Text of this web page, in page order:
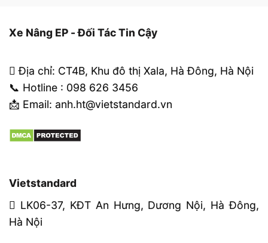
Xe Nâng EP - Đối Tác Tin Cậy
Địa chỉ: CT4B, Khu đô thị Xala, Hà Đông, Hà Nội
📞 Hotline : 098 626 3456
📩 Email: anh.ht@vietstandard.vn
Vietstandard
LK06-37, KĐT An Hưng, Dương Nội, Hà Đông,
Hà Nội